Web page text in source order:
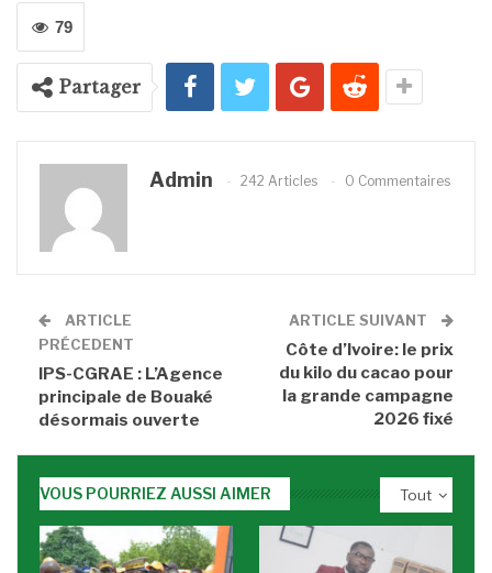
79
Partager
Admin 242 Articles 0 Commentaires
ARTICLE
PRÉCEDENT
IPS-CGRAE : L’Agence
principale de Bouaké
désormais ouverte
ARTICLE SUIVANT
Côte d’Ivoire: le prix
du kilo du cacao pour
la grande campagne
2026 fixé
Tout
VOUS POURRIEZ AUSSI AIMER